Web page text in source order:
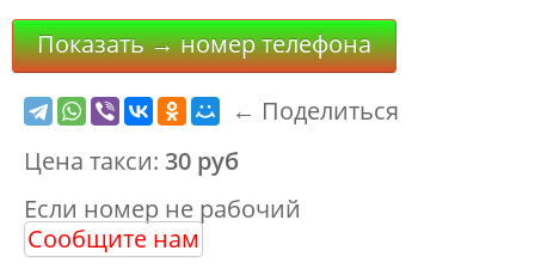
Показать → номер телефона
← Поделиться
Цена такси: 30 руб
Если номер не рабочий
Сообщите нам